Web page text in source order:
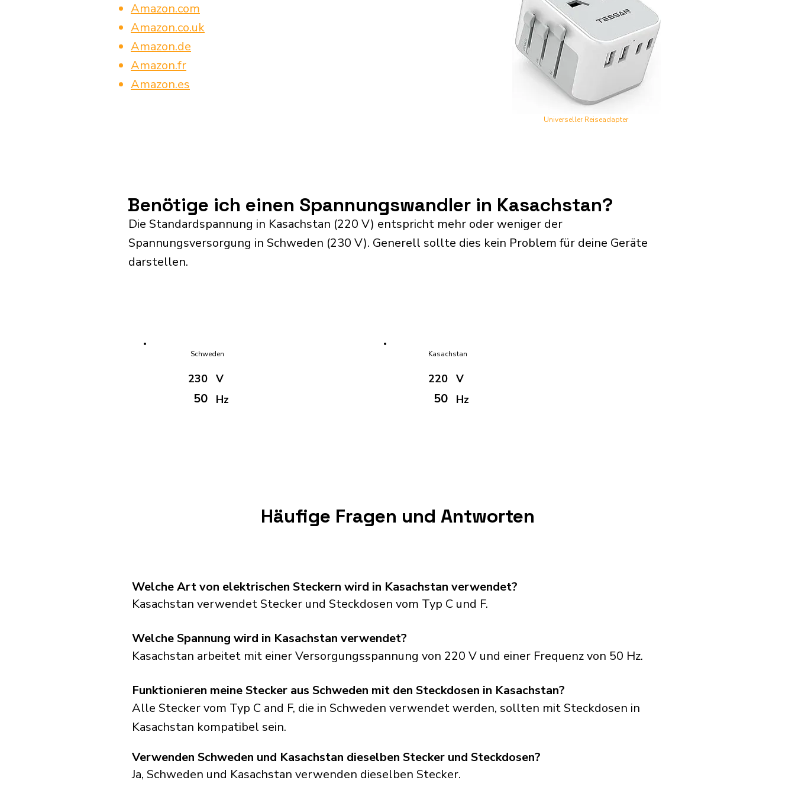
Amazon.com
Amazon.co.uk
Amazon.de
Amazon.fr
Amazon.es
Universeller Reiseadapter
Benötige ich einen Spannungswandler in Kasachstan?
Die Standardspannung in Kasachstan (220 V) entspricht mehr oder weniger der
Spannungsversorgung in Schweden (230 V). Generell sollte dies kein Problem für deine Geräte
darstellen.
Schweden
230
50
V
Hz
Kasachstan
220
50
V
Hz
Häufige Fragen und Antworten
Welche Art von elektrischen Steckern wird in Kasachstan verwendet?
Kasachstan verwendet Stecker und Steckdosen vom Typ C und F.
Welche Spannung wird in Kasachstan verwendet?
Kasachstan arbeitet mit einer Versorgungsspannung von 220 V und einer Frequenz von 50 Hz.
Funktionieren meine Stecker aus Schweden mit den Steckdosen in Kasachstan?
Alle Stecker vom Typ C and F, die in Schweden verwendet werden, sollten mit Steckdosen in
Kasachstan kompatibel sein.
Ja, Schweden und Kasachstan verwenden dieselben Stecker.
Verwenden Schweden und Kasachstan dieselben Stecker und Steckdosen?